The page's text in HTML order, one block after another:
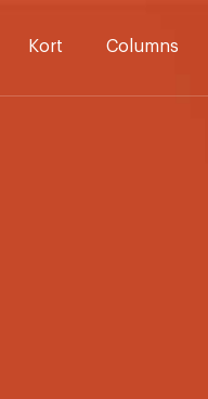
Kort Columns